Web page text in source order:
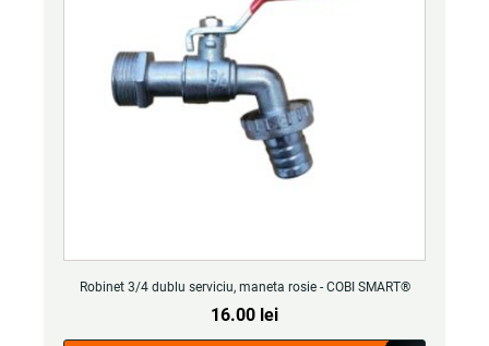
Robinet 3/4 dublu serviciu, maneta rosie - COBI SMART®
16.00 lei